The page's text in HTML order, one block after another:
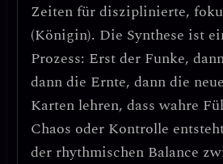
Zeiten für disziplinierte,
(Königin). Die Synthese ist
Prozess: Erst der Funke,
dann die Ernte, dann die
Karten lehren, dass wahre
Chaos oder Kontrolle
der rhythmischen Balance